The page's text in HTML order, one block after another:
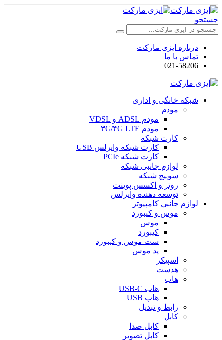
جستجو
درباره ایزی مارکت
تماس با ما
021-58206
شبکه خانگی و اداری
مودم
مودم ADSL و VDSL
مودم ۳G/۴G LTE
کارت شبکه
کارت شبکه وایرلس USB
کارت شبکه PCIe
لوازم جانبی شبکه
سوییچ شبکه
روتر و اکسس پوینت
توسعه دهنده وایرلس
لوازم جانبی کامپیوتر
موس و کیبورد
موس
کیبورد
ست موس و کیبورد
پد موس
اسپیکر
هدست
هاب
هاب USB-C
هاب USB
رابط و تبدیل
کابل
کابل صدا
کابل تصویر